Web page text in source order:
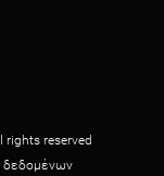
rights reserved
δεδομένων